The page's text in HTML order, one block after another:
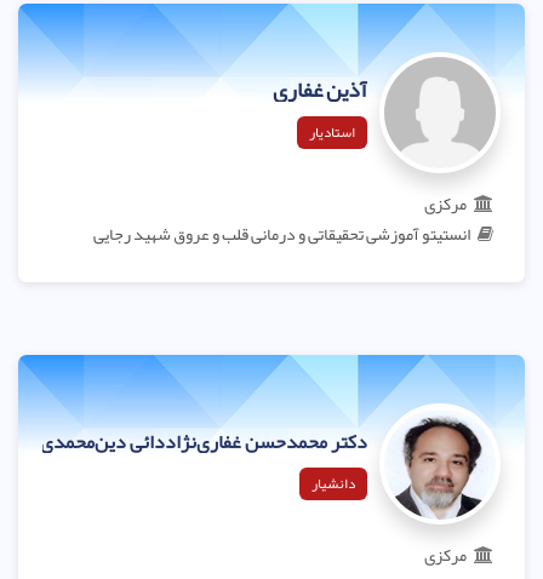
آذین غفاری
استادیار
مرکزی
انستیتو آموزشی تحقیقاتی و درمانی قلب و عروق شهید رجایی
دکتر محمدحسن غفاری‌نژاددائی دین‌محمدی
دانشیار
مرکزی